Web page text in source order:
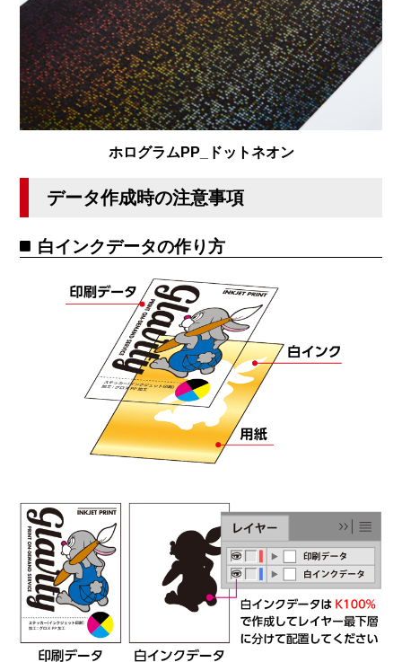
ホログラムPP_ドットネオン
データ作成時の注意事項
白インクデータの作り方